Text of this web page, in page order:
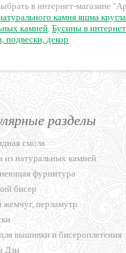
в интернет-магазине
камня яшма
камней, Бусины в
подвески, декор
разделы
смола
из натуральных камней
фурнитура
бисер
жемчуг, перламутр
вышивки и бисероплетения
Дзи